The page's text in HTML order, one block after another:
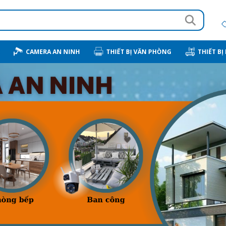
CAMERA AN NINH THIẾT BỊ VĂN PHÒNG THIẾT BỊ